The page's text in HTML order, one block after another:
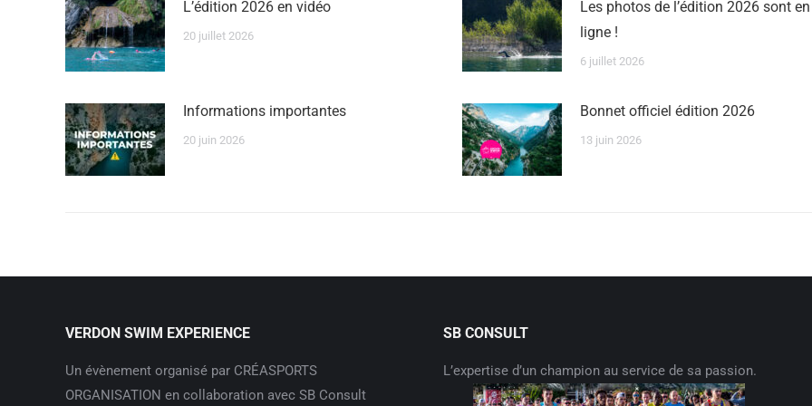
L’édition 2026 en vidéo
20 juillet 2026
Les photos de l’édition 2026 sont en
ligne !
6 juillet 2026
Informations importantes
20 juin 2026
Bonnet officiel édition 2026
13 juin 2026
VERDON SWIM EXPERIENCE
Un évènement organisé par CRÉASPORTS
ORGANISATION en collaboration avec SB Consult
SB CONSULT
L’expertise d’un champion au service de sa passion.